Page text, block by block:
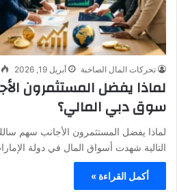
تحركات المال الصاخبة أبريل 19, 2026
لماذا يفضل المستثمرون
سوق دبي المالي؟
لماذا يفضل المستثمرون الأجانب سهم
التالية شهدت أسواق المال في دولة
أكمل القراءة »